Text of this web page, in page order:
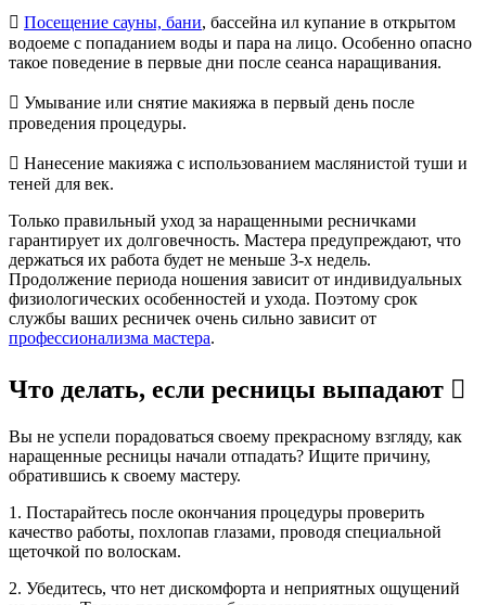
 Посещение сауны, бани, бассейна ил купание в открытом
водоеме с попаданием воды и пара на лицо. Особенно опасно
такое поведение в первые дни после сеанса наращивания.
 Умывание или снятие макияжа в первый день после
проведения процедуры.
 Нанесение макияжа с использованием маслянистой туши и
теней для век.
Только правильный уход за наращенными ресничками
гарантирует их долговечность. Мастера предупреждают, что
держаться их работа будет не меньше 3-х недель.
Продолжение периода ношения зависит от индивидуальных
физиологических особенностей и ухода. Поэтому срок
службы ваших ресничек очень сильно зависит от
профессионализма мастера.
Что делать, если ресницы выпадают 
Вы не успели порадоваться своему прекрасному взгляду, как
наращенные ресницы начали отпадать? Ищите причину,
обратившись к своему мастеру.
1. Постарайтесь после окончания процедуры проверить
качество работы, похлопав глазами, проводя специальной
щеточкой по волоскам.
2. Убедитесь, что нет дискомфорта и неприятных ощущений